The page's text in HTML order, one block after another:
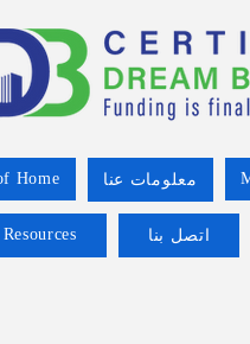
Home معلومات عنا
اتصل بنا